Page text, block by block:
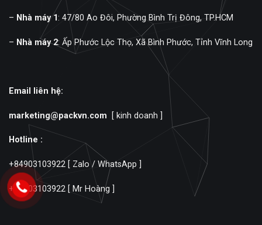
– Nhà máy 1: 47/80 Ao Đôi, Phường Bình Trị Đông, TP.HCM
– Nhà máy 2: Ấp Phước Lộc Thọ, Xã Bình Phước, Tỉnh Vĩnh Long
Email liên hệ:
marketing@packvn.com [ kinh doanh ]
Hotline :
+84903103922 [ Zalo / WhatsApp ]
+84903103922 [ Mr Hoàng ]